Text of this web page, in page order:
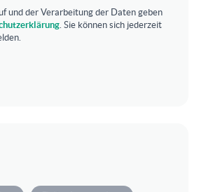
und der Verarbeitung der Daten geben
. Sie können sich jederzeit